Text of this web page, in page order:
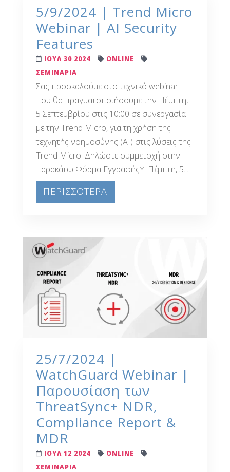
5/9/2024 | Trend Micro
Webinar | AI Security
Features
ΙΟΥΛ 30 2024
ONLINE
ΣΕΜΙΝΑΡΙΑ
Σας προσκαλούμε στο τεχνικό webinar
που θα πραγματοποιήσουμε την Πέμπτη,
5 Σεπτεμβρίου στις 10:00 σε συνεργασία
με την Trend Micro, για τη χρήση της
τεχνητής νοημοσύνης (ΑΙ) στις λύσεις της
Trend Micro. Δηλώστε συμμετοχή στην
παρακάτω Φόρμα Εγγραφής*. Πέμπτη, 5...
ΠΕΡΙΣΣΟΤΕΡΑ
25/7/2024 |
WatchGuard Webinar |
Παρουσίαση των
ThreatSync+ NDR,
Compliance Report &
MDR
ΙΟΥΛ 12 2024
ONLINE
ΣΕΜΙΝΑΡΙΑ